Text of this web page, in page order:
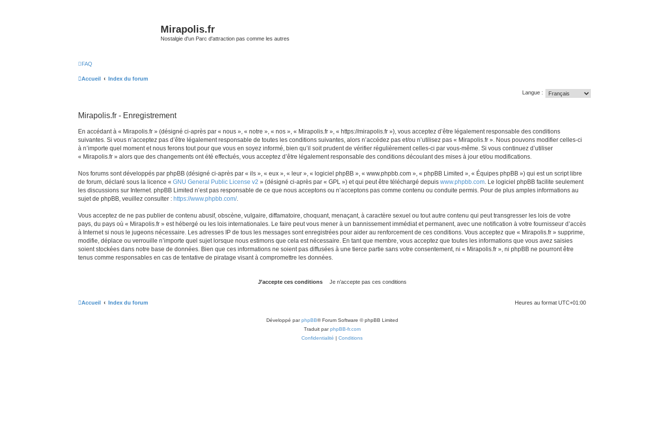
Mirapolis.fr
Nostalgie d'un Parc d'attraction pas comme les autres
FAQ
Accueil Index du forum
Langue :
Mirapolis.fr - Enregistrement
En accédant à « Mirapolis.fr » (désigné ci-après par « nous », « notre », « nos », « Mirapolis.fr », « https://mirapolis.fr »), vous acceptez d’être légalement responsable des conditions
suivantes. Si vous n’acceptez pas d’être légalement responsable de toutes les conditions suivantes, alors n’accédez pas et/ou n’utilisez pas « Mirapolis.fr ». Nous pouvons modifier celles-ci
à n’importe quel moment et nous ferons tout pour que vous en soyez informé, bien qu’il soit prudent de vérifier régulièrement celles-ci par vous-même. Si vous continuez d’utiliser
« Mirapolis.fr » alors que des changements ont été effectués, vous acceptez d’être légalement responsable des conditions découlant des mises à jour et/ou modifications.
Nos forums sont développés par phpBB (désigné ci-après par « ils », « eux », « leur », « logiciel phpBB », « www.phpbb.com », « phpBB Limited », « Équipes phpBB ») qui est un script libre
de forum, déclaré sous la licence « GNU General Public License v2 » (désigné ci-après par « GPL ») et qui peut être téléchargé depuis www.phpbb.com. Le logiciel phpBB facilite seulement
les discussions sur Internet. phpBB Limited n’est pas responsable de ce que nous acceptons ou n’acceptons pas comme contenu ou conduite permis. Pour de plus amples informations au
sujet de phpBB, veuillez consulter : https://www.phpbb.com/.
Vous acceptez de ne pas publier de contenu abusif, obscène, vulgaire, diffamatoire, choquant, menaçant, à caractère sexuel ou tout autre contenu qui peut transgresser les lois de votre
pays, du pays où « Mirapolis.fr » est hébergé ou les lois internationales. Le faire peut vous mener à un bannissement immédiat et permanent, avec une notification à votre fournisseur d’accès
à Internet si nous le jugeons nécessaire. Les adresses IP de tous les messages sont enregistrées pour aider au renforcement de ces conditions. Vous acceptez que « Mirapolis.fr » supprime,
modifie, déplace ou verrouille n’importe quel sujet lorsque nous estimons que cela est nécessaire. En tant que membre, vous acceptez que toutes les informations que vous avez saisies
soient stockées dans notre base de données. Bien que ces informations ne soient pas diffusées à une tierce partie sans votre consentement, ni « Mirapolis.fr », ni phpBB ne pourront être
tenus comme responsables en cas de tentative de piratage visant à compromettre les données.
Accueil Index du forum Heures au format UTC+01:00
Développé parphpBB® Forum Software © phpBB Limited
Traduit parphpBB-fr.com
Confidentialité | Conditions